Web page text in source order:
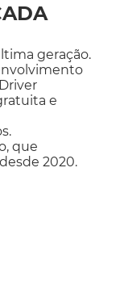
geração.
e
que
2020.